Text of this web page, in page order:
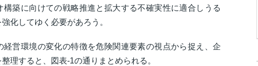
構築に向けての戦略推進と拡大する不確実性に適合しうる
化してゆく必要があろう。
経営環境の変化の特徴を危険関連要素の視点から捉え、企
理すると、図表-1の通りまとめられる。